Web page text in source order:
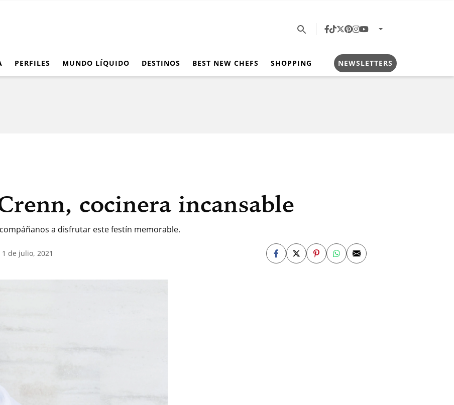
PERFILES MUNDO LÍQUIDO DESTINOS BEST NEW CHEFS SHOPPING NEWSLETTERS
cocinera incansable
a disfrutar este festín memorable.
de julio, 2021